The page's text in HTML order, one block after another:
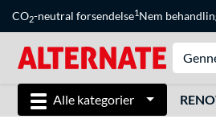
CO2-neutral forsendelse1Nem
Alle kategorier